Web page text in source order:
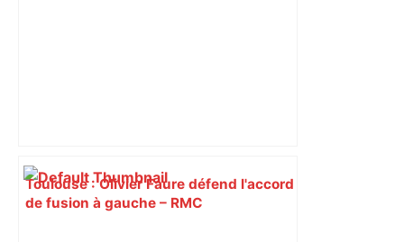
Toulouse : Olivier Faure défend l'accord
de fusion à gauche – RMC